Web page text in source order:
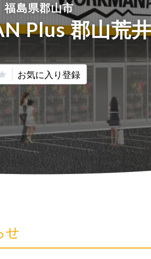
福島県郡山市
Plus 郡山荒
お気に入り登録
せ